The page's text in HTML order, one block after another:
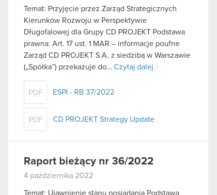
Temat: Przyjęcie przez Zarząd Strategicznych
Kierunków Rozwoju w Perspektywie
Długofalowej dla Grupy CD PROJEKT Podstawa
prawna: Art. 17 ust. 1 MAR – informacje poufne
Zarząd CD PROJEKT S.A. z siedzibą w Warszawie
(„Spółka”) przekazuje do… Czytaj dalej
PDF ESPI - RB 37/2022
PDF CD PROJEKT Strategy Update
Raport bieżący nr 36/2022
4 października 2022
Temat: Ujawnienie stanu posiadania Podstawa